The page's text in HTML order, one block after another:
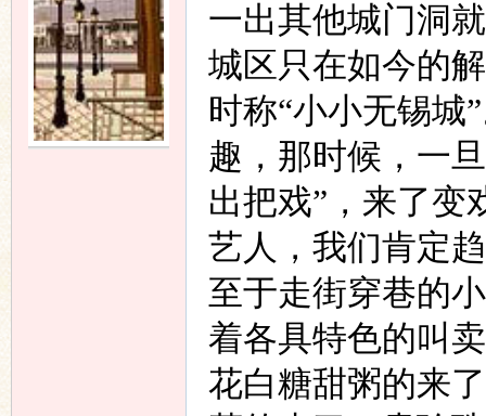
一出其他城门洞
城区只在如今的
时称“小小无锡城
趣，那时候，一
出把戏”，来了变
艺人，我们肯定
至于走街穿巷的
着各具特色的叫
花白糖甜粥的来